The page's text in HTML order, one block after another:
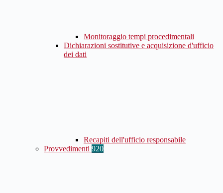
Monitoraggio tempi procedimentali
Dichiarazioni sostitutive e acquisizione d'ufficio
dei dati
Recapiti dell'ufficio responsabile
Provvedimenti 920